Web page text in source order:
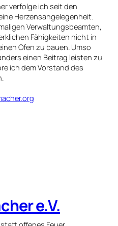
verfolge ich seit den
Herzensangelegenheit.
Verwaltungsbeamten,
Fähigkeiten nicht in
Ofen zu bauen. Umso
einen Beitrag leisten zu
ich dem Vorstand des
e.V.